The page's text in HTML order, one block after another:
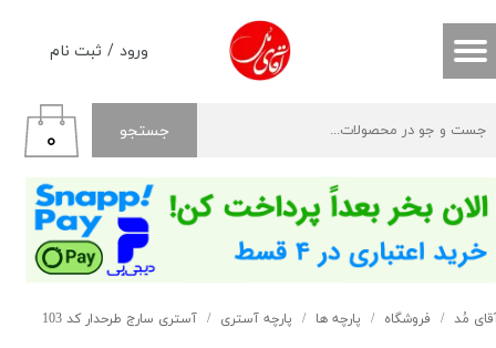
ورود / ثبت نام
حساب کاربری من
خروج از حساب کاربری
جستجو ۰
مُد فروشگاه پارچه ها پارچه آستری آستری سارج طرحدار کد 103